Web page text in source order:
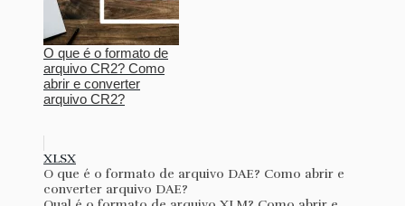
O que é o formato de
arquivo CR2? Como
abrir e converter
arquivo CR2?
XLSX
O que é o formato de arquivo DAE? Como abrir e
converter arquivo DAE?